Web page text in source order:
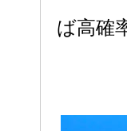
ば高確